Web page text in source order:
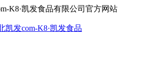
K8·凯发食品有限公司官方网站